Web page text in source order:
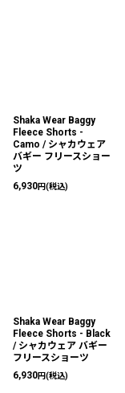
Shaka Wear Baggy
Fleece Shorts -
Camo / シャカウェア
バギー フリースショー
ツ
6,930円(税込)
Shaka Wear Baggy
Fleece Shorts - Black
/ シャカウェア バギー
フリースショーツ
6,930円(税込)